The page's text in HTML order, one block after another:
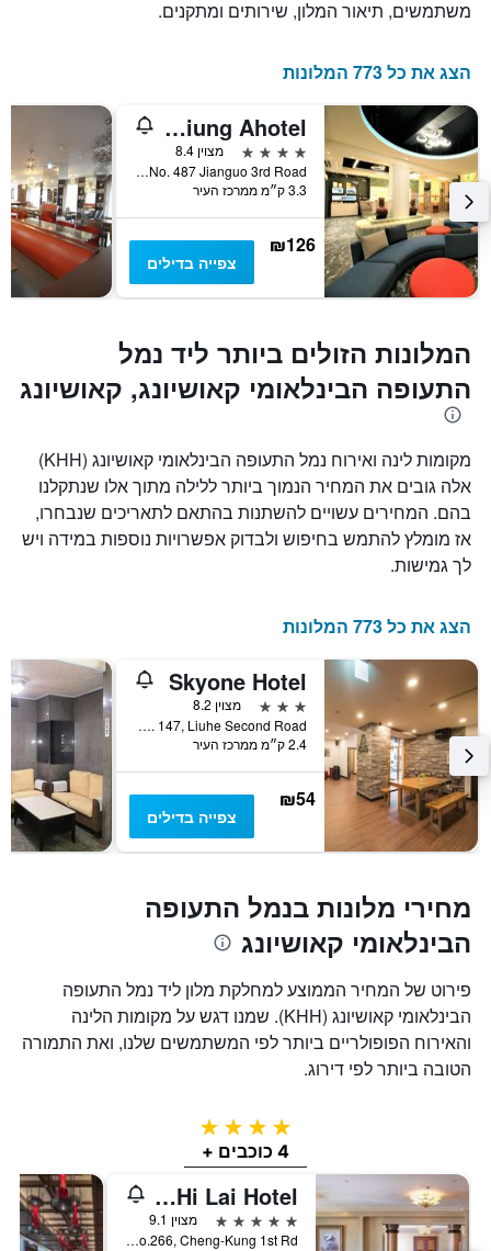
השהות
כולל
ציר
Y
המציג
את
מחיר
הממוצע
של
חדר
משתמשים, תיאור המלון, שירותים ומתקנים.
הצג את כל 773 המלונות
Kaohsiung Ahotel
4 כוכבים
מצוין 8.4
No. 487 Jianguo 3rd Road, קאושיונג, טייוואן
3.3 ק״מ ממרכז העיר
₪126
צפייה בדילים
המלונות הזולים ביותר ליד נמל
התעופה הבינלאומי קאושיונג, קאושיונג
מקומות לינה ואירוח נמל התעופה הבינלאומי קאושיונג (KHH)
אלה גובים את המחיר הנמוך ביותר ללילה מתוך אלו שנתקלנו
בהם. המחירים עשויים להשתנות בהתאם לתאריכים שנבחרו,
אז מומלץ להתמש בחיפוש ולבדוק אפשרויות נוספות במידה ויש
לך גמישות.
הצג את כל 773 המלונות
Skyone Hotel
3 כוכבים
מצוין 8.2
No. 147, Liuhe Second Road, קאושיונג, טייוואן
2.4 ק״מ ממרכז העיר
₪54
צפייה בדילים
מחירי מלונות בנמל התעופה
הבינלאומי קאושיונג
פירוט של המחיר הממוצע למחלקת מלון ליד נמל התעופה
הבינלאומי קאושיונג (KHH). שמנו דגש על מקומות הלינה
והאירוח הפופולריים ביותר לפי המשתמשים שלנו, ואת התמורה
הטובה ביותר לפי דירוג.
4 כוכבים
4 כוכבים +
Grand Hi Lai Hotel
5 כוכבים
מצוין 9.1
No.266, Cheng-Kung 1st Rd., קאושיונג, טייוואן